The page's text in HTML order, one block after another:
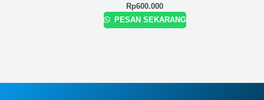
Rp600.000
PESAN SEKARANG